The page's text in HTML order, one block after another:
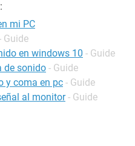
mi PC
Guide
en windows 10 - Guide
de sonido - Guide
y coma en pc - Guide
al monitor - Guide